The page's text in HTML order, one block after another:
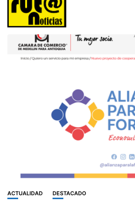
ACTUALIDAD DESTACADO